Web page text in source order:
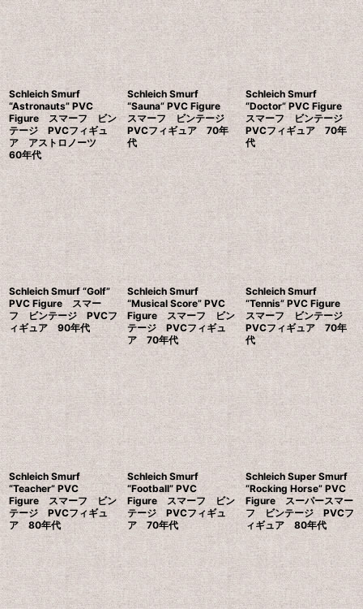
Schleich Smurf
“Astronauts” PVC
Figure スマーフ ビン
テージ PVCフィギュ
ア アストロノーツ
60年代
Schleich Smurf
“Sauna” PVC Figure
スマーフ ビンテージ
PVCフィギュア 70年
代
Schleich Smurf
“Doctor” PVC Figure
スマーフ ビンテージ
PVCフィギュア 70年
代
Schleich Smurf “Golf”
PVC Figure スマー
フ ビンテージ PVCフ
ィギュア 90年代
Schleich Smurf
“Musical Score” PVC
Figure スマーフ ビン
テージ PVCフィギュ
ア 70年代
Schleich Smurf
“Tennis” PVC Figure
スマーフ ビンテージ
PVCフィギュア 70年
代
Schleich Smurf
“Teacher” PVC
Figure スマーフ ビン
テージ PVCフィギュ
ア 80年代
Schleich Smurf
“Football” PVC
Figure スマーフ ビン
テージ PVCフィギュ
ア 70年代
Schleich Super Smurf
“Rocking Horse” PVC
Figure スーパースマー
フ ビンテージ PVCフ
ィギュア 80年代